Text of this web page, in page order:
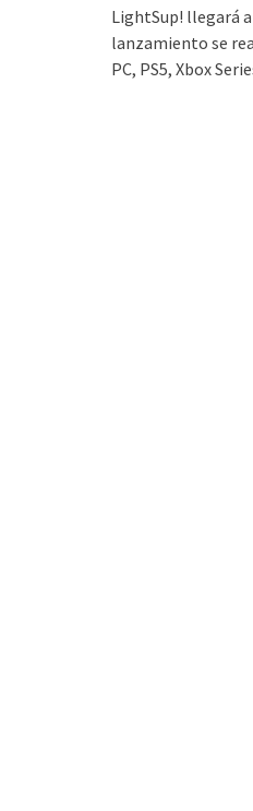
LightSup! llegará
lanzamiento se
PC, PS5, Xbox